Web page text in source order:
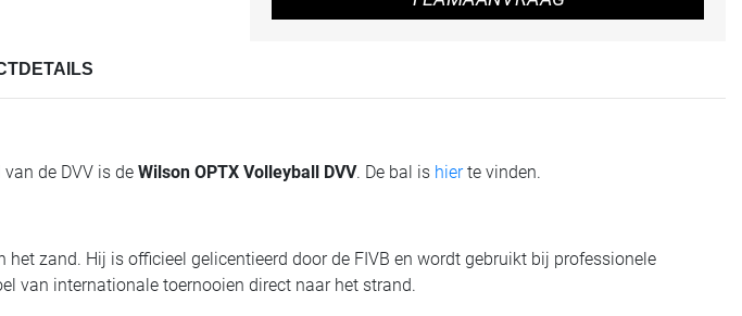
de DVV is de Wilson OPTX Volleyball DVV. De bal is hierte vinden.
zand. Hij is officieel gelicentieerd door de FIVB en wordt gebruikt bij professionele
van internationale toernooien direct naar het strand.